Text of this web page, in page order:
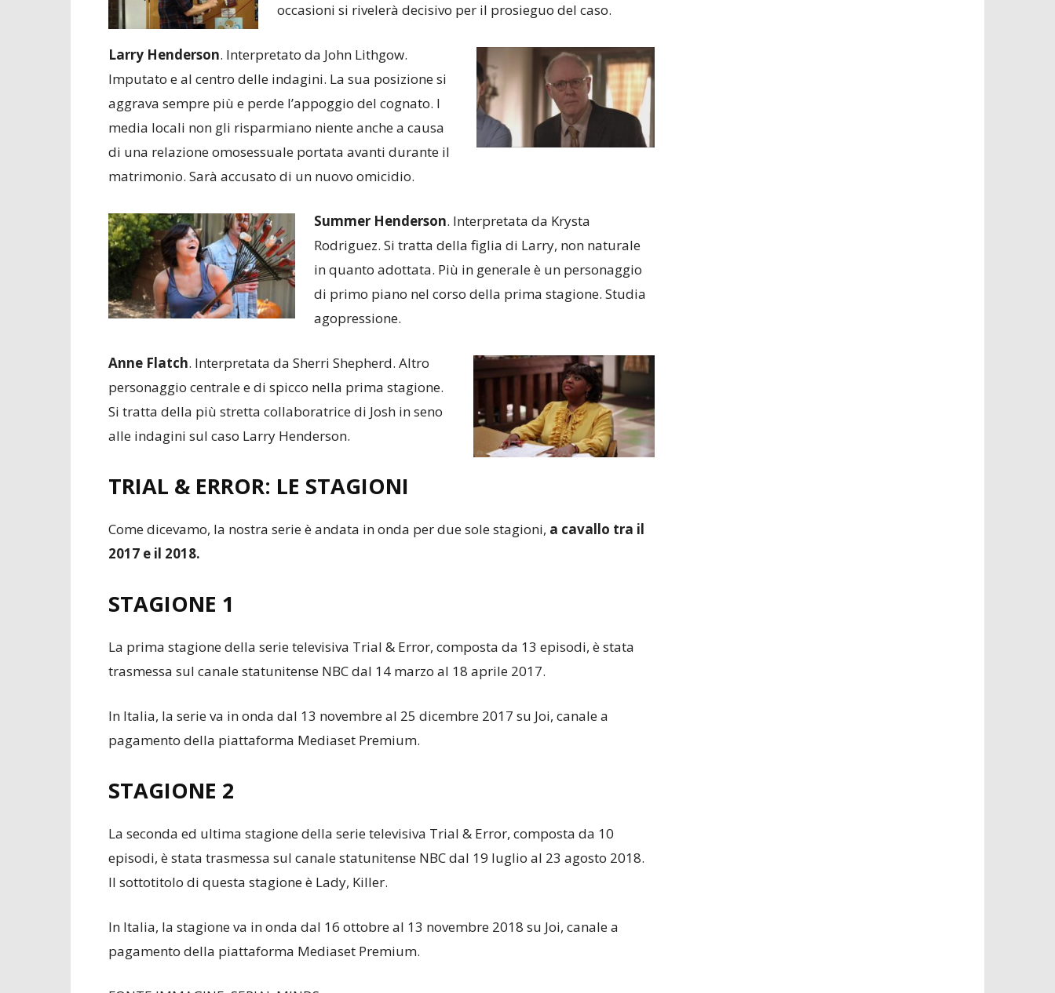
occasioni si rivelerà decisivo per il prosieguo del caso.
Larry Henderson. Interpretato da John Lithgow.
Imputato e al centro delle indagini. La sua posizione si
aggrava sempre più e perde l’appoggio del cognato. I
media locali non gli risparmiano niente anche a causa
di una relazione omosessuale portata avanti durante il
matrimonio. Sarà accusato di un nuovo omicidio.
Summer Henderson. Interpretata da Krysta
Rodriguez. Si tratta della figlia di Larry, non naturale
in quanto adottata. Più in generale è un personaggio
di primo piano nel corso della prima stagione. Studia
agopressione.
Anne Flatch. Interpretata da Sherri Shepherd. Altro
personaggio centrale e di spicco nella prima stagione.
Si tratta della più stretta collaboratrice di Josh in seno
alle indagini sul caso Larry Henderson.
TRIAL & ERROR: LE STAGIONI
Come dicevamo, la nostra serie è andata in onda per due sole stagioni, a cavallo tra il
2017 e il 2018.
STAGIONE 1
La prima stagione della serie televisiva Trial & Error, composta da 13 episodi, è stata
trasmessa sul canale statunitense NBC dal 14 marzo al 18 aprile 2017.
In Italia, la serie va in onda dal 13 novembre al 25 dicembre 2017 su Joi, canale a
pagamento della piattaforma Mediaset Premium.
STAGIONE 2
La seconda ed ultima stagione della serie televisiva Trial & Error, composta da 10
episodi, è stata trasmessa sul canale statunitense NBC dal 19 luglio al 23 agosto 2018.
Il sottotitolo di questa stagione è Lady, Killer.
In Italia, la stagione va in onda dal 16 ottobre al 13 novembre 2018 su Joi, canale a
pagamento della piattaforma Mediaset Premium.